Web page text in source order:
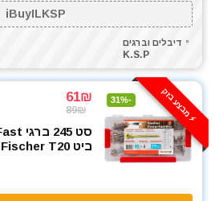
iBuyILKSP
דיבלים וברגים
K.S.P
⚡️ מבצע בזק -31%
61₪
89₪
ביט Fischer T20